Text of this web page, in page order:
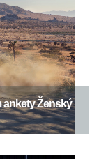
ankety Ženský